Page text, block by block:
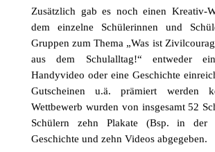
Zusätzlich gab es noch einen Kreativ-
dem einzelne Schülerinnen und
Gruppen zum Thema „Was ist
aus dem Schulalltag!“ entweder
Handyvideo oder eine Geschichte
Gutscheinen u.ä. prämiert werden
Wettbewerb wurden von insgesamt 52
Schülern zehn Plakate (Bsp. in der
Geschichte und zehn Videos abgegeben.